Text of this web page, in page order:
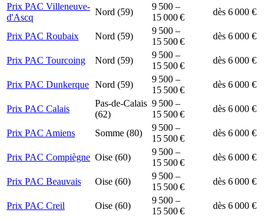
Prix PAC Villeneuve-
d'Ascq
Nord (59)
9 500 –
15 000 €
dès 6 000 €
Prix PAC Roubaix Nord (59)
9 500 –
15 500 €
dès 6 000 €
Prix PAC Tourcoing Nord (59)
9 500 –
15 500 €
dès 6 000 €
Prix PAC Dunkerque Nord (59)
9 500 –
15 500 €
dès 6 000 €
Prix PAC Calais
Pas-de-Calais
(62)
9 500 –
15 500 €
dès 6 000 €
Prix PAC Amiens Somme (80)
9 500 –
15 500 €
dès 6 000 €
Prix PAC Compiègne Oise (60)
9 500 –
15 500 €
dès 6 000 €
Prix PAC Beauvais Oise (60)
9 500 –
15 500 €
dès 6 000 €
Prix PAC Creil Oise (60)
9 500 –
15 500 €
dès 6 000 €